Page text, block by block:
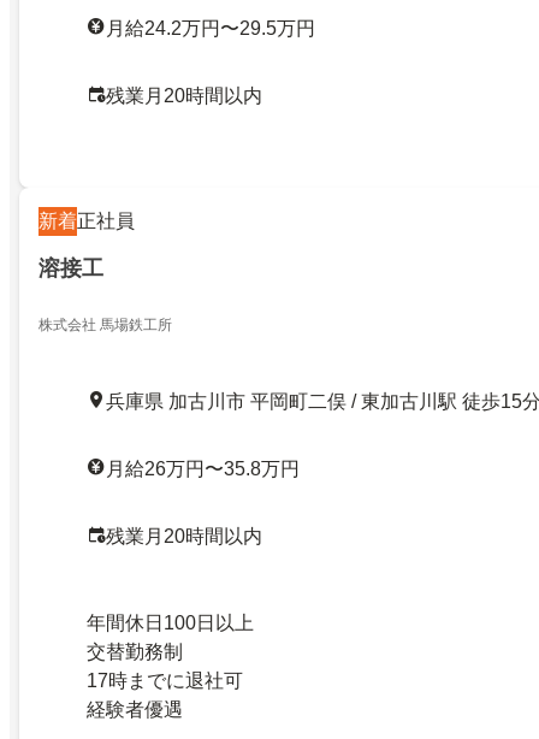
月給24.2万円〜29.5万円
残業月20時間以内
新着正社員
溶接工
株式会社 馬場鉄工所
兵庫県 加古川市 平岡町二俣 / 東加古川駅 徒歩15
月給26万円〜35.8万円
残業月20時間以内
年間休日100日以上
交替勤務制
17時までに退社可
経験者優遇